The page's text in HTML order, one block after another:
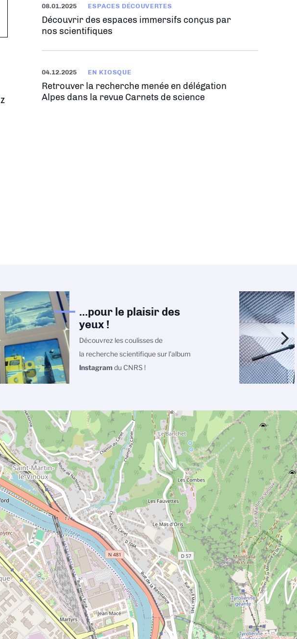
08.01.2025 ESPACES DÉCOUVERTES
Découvrir des espaces immersifs conçus par
nos scientifiques
04.12.2025 EN KIOSQUE
Retrouver la recherche menée en délégation
Alpes dans la revue Carnets de science
...pour le plaisir des
yeux !
Découvrez les coulisses de
la recherche scientifique sur l'album
Instagramdu CNRS !